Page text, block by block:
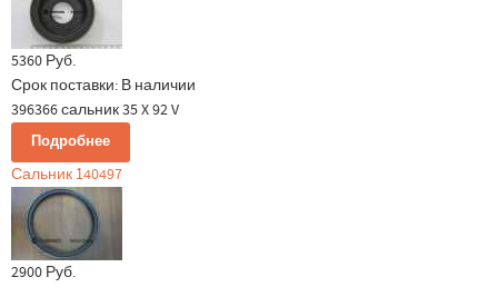
5360 Руб.
Срок поставки: В наличии
396366 сальник 35 X 92 V
Подробнее
Сальник 140497
2900 Руб.